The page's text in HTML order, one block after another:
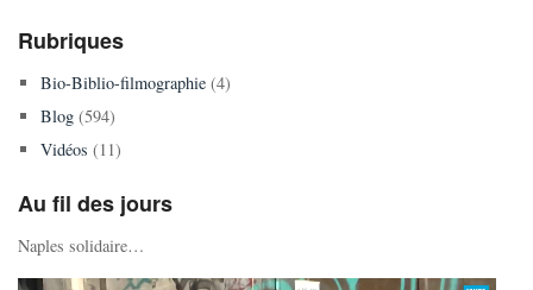
Rubriques
Bio-Biblio-filmographie(4)
Blog(594)
Vidéos (11)
Au fil des jours
Naples solidaire…